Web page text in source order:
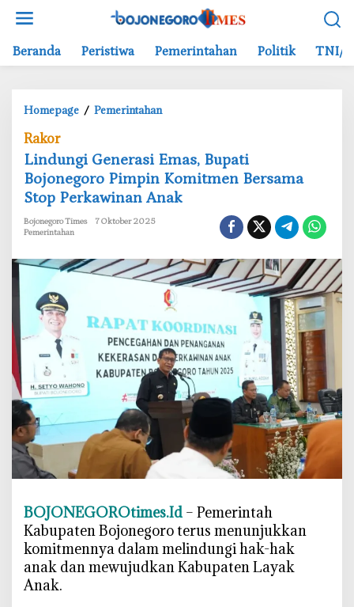
Beranda Peristiwa Pemerintahan Politik TNI/
Homepage / Pemerintahan
n
d
u
G
e
n
e
r
a
s
i
E
s
,
u
p
a
t
Rakor
‎Lindungi Generasi Emas, Bupati
Bojonegoro Pimpin Komitmen Bersama
Stop Perkawinan Anak
Bojonegoro Times
7 Oktober 2025
Pemerintahan
BOJONEGOROtimes.Id – Pemerintah
Kabupaten Bojonegoro terus menunjukkan
komitmennya dalam melindungi hak-hak
anak dan mewujudkan Kabupaten Layak
Anak.